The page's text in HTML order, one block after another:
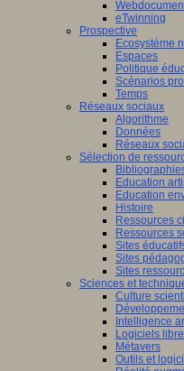
eTwinning
Prospective
Ecosystème
Espaces
Politique
Scénarios
Temps
Réseaux sociaux
Algorithme
Données
Réseaux
Sélection de
Education
Education
Histoire
Ressources
Ressources
Sites
Sites
Sites
Sciences et
Culture
Intelligence
Logiciels
Métavers
Outils et